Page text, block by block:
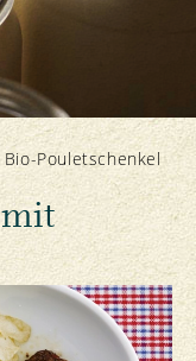
ES
Bio-Pouletschenkel